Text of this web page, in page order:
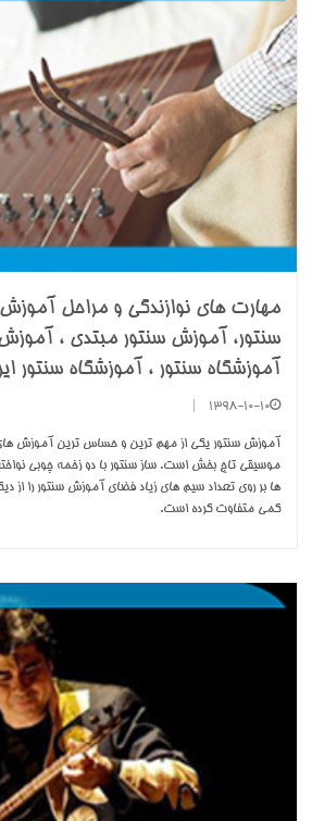
مهارت های نوازندگی و مراحل آموزش
سنتور، آموزش سنتور مبتدی ،
آموزشگاه سنتور ، آموزشگاه سنتور
1398-10-10
آموزش سنتور یکی از مهم­ ترین و حساس­ ترین آموزش ­های
موسیقی تاج بخش است. ساز سنتور با دو زخمه­ چوبی
ها بر روی تعداد سیم ­های زیاد فضای آموزش سنتور را از
کمی متفاوت کرده است.